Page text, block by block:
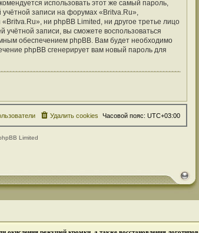
использовать этот же самый пароль,
учётной записи на форумах «Britva.Ru»,
ни phpBB Limited, ни другое третье лицо
записи, вы сможете воспользоваться
обеспечением phpBB. Вам будет необходимо
phpBB сгенерирует вам новый пароль для
Часовой пояс: UTC+03:00
Удалить cookies
Limited